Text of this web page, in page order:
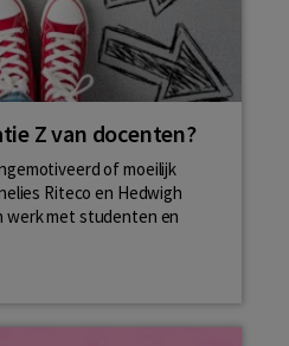
Z van docenten?
of moeilijk
Riteco en Hedwigh
werk met studenten en